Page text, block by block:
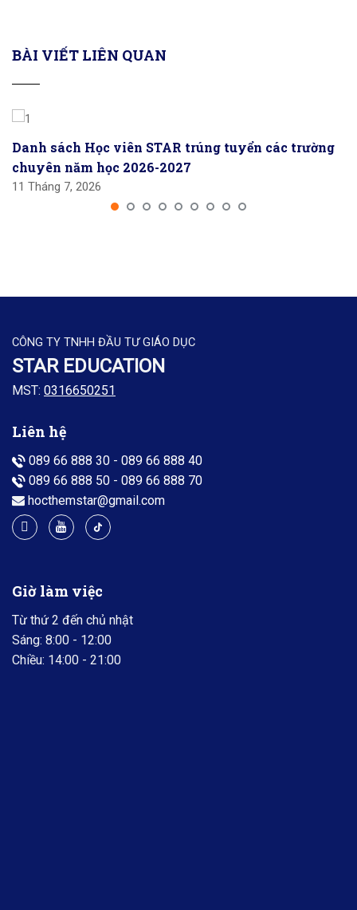
BÀI VIẾT LIÊN QUAN
Danh sách Học viên STAR trúng tuyển các trường
chuyên năm học 2026-2027
11 Tháng 7, 2026
CÔNG TY TNHH ĐẦU TƯ GIÁO DỤC
STAR EDUCATION
MST: 0316650251
Liên hệ
089 66 888 30 - 089 66 888 40
089 66 888 50 - 089 66 888 70
hocthemstar@gmail.com
Giờ làm việc
Từ thứ 2 đến chủ nhật
Sáng: 8:00 - 12:00
Chiều: 14:00 - 21:00